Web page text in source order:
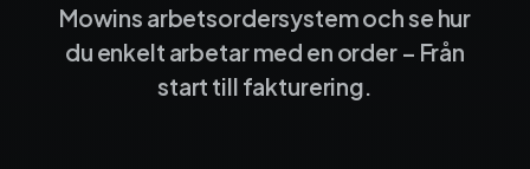
Mowins arbetsordersystem och se hur
du enkelt arbetar med en order – Från
start till fakturering.